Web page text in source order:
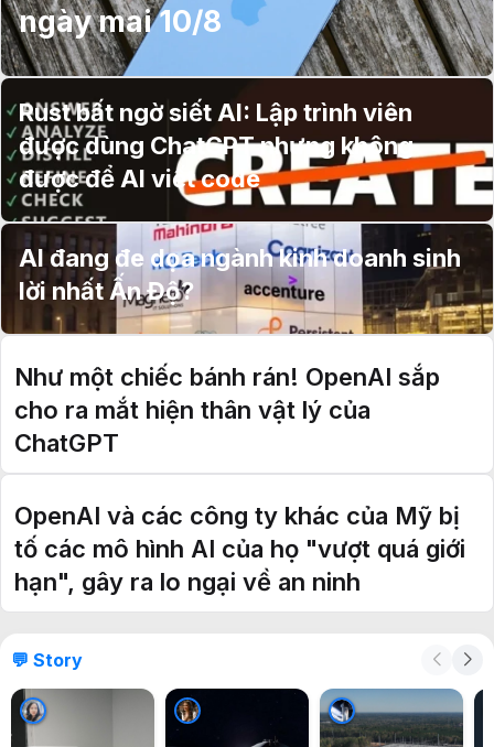
ngày mai 10/8
Rust bất ngờ siết AI: Lập trình viên
được dùng ChatGPT nhưng không
được để AI viết code
AI đang đe dọa ngành kinh doanh sinh
lời nhất Ấn Độ?
Như một chiếc bánh rán! OpenAI sắp
cho ra mắt hiện thân vật lý của
ChatGPT
OpenAI và các công ty khác của Mỹ bị
tố các mô hình AI của họ "vượt quá giới
hạn", gây ra lo ngại về an ninh
💬 Story